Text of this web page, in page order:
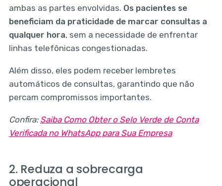
ambas as partes envolvidas. Os pacientes se
beneficiam da praticidade de marcar consultas a
qualquer hora, sem a necessidade de enfrentar
linhas telefônicas congestionadas.
Além disso, eles podem receber lembretes
automáticos de consultas, garantindo que não
percam compromissos importantes.
Confira: Saiba Como Obter o Selo Verde de Conta
Verificada no WhatsApp para Sua Empresa
2. Reduza a sobrecarga
operacional